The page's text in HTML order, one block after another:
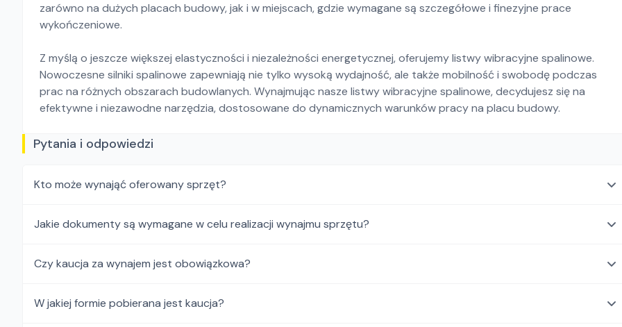
zarówno na dużych placach budowy, jak i w miejscach, gdzie wymagane są szczegółowe i finezyjne prace
wykończeniowe.
Z myślą o jeszcze większej elastyczności i niezależności energetycznej, oferujemy listwy wibracyjne spalinowe.
Nowoczesne silniki spalinowe zapewniają nie tylko wysoką wydajność, ale także mobilność i swobodę podczas
prac na różnych obszarach budowlanych. Wynajmując nasze listwy wibracyjne spalinowe, decydujesz się na
efektywne i niezawodne narzędzia, dostosowane do dynamicznych warunków pracy na placu budowy.
Pytania i odpowiedzi
Kto może wynająć oferowany sprzęt?
Jakie dokumenty są wymagane w celu realizacji wynajmu sprzętu?
Czy kaucja za wynajem jest obowiązkowa?
W jakiej formie pobierana jest kaucja?